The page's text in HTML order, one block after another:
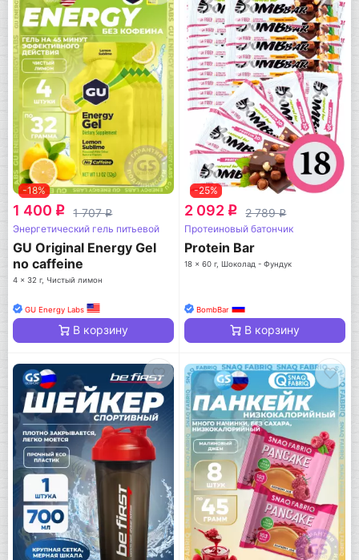
-18%
1 400 q 1 707q
Энергетический гель питьевой
GU Original Energy Gel
no caffeine
4 x 32 г, Чистый лимон
GU Energy Labs
В корзину
-25%
2 092 q 2 789q
Протеиновый батончик
Protein Bar
18 x 60 г, Шоколад - Фундук
BombBar
В корзину